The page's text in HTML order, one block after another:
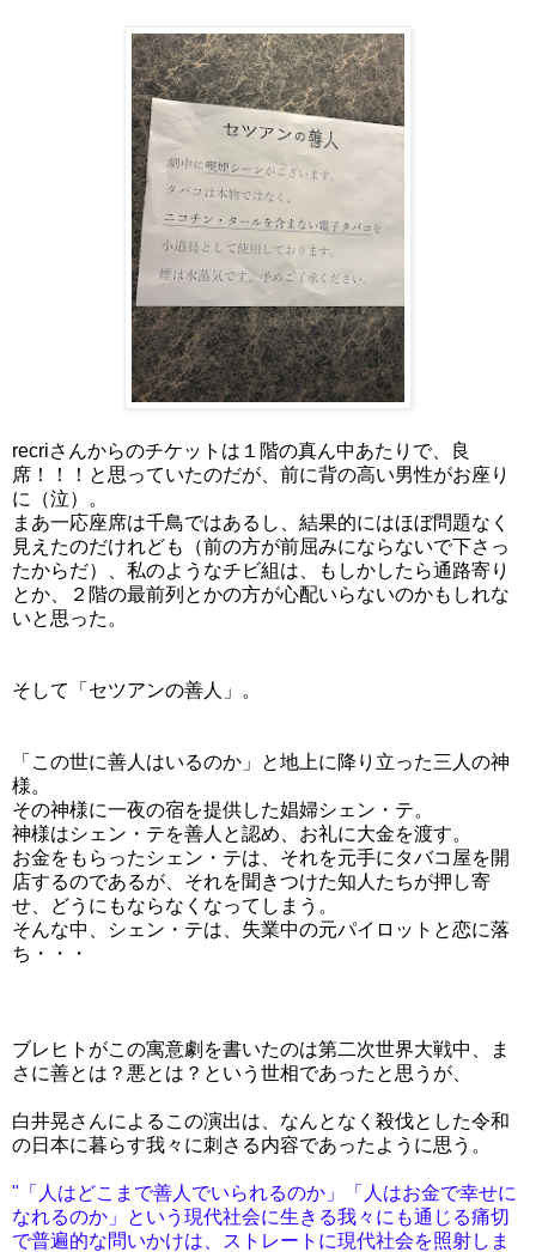
recriさんからのチケットは１階の真ん中あたりで、良
席！！！と思っていたのだが、前に背の高い男性がお座り
に（泣）。
まあ一応座席は千鳥ではあるし、結果的にはほぼ問題なく
見えたのだけれども（前の方が前屈みにならないで下さっ
たからだ）、私のようなチビ組は、もしかしたら通路寄り
とか、２階の最前列とかの方が心配いらないのかもしれな
いと思った。
そして「セツアンの善人」。
「この世に善人はいるのか」と地上に降り立った三人の神
様。
その神様に一夜の宿を提供した娼婦シェン・テ。
神様はシェン・テを善人と認め、お礼に大金を渡す。
お金をもらったシェン・テは、それを元手にタバコ屋を開
店するのであるが、それを聞きつけた知人たちが押し寄
せ、どうにもならなくなってしまう。
そんな中、シェン・テは、失業中の元パイロットと恋に落
ち・・・
ブレヒトがこの寓意劇を書いたのは第二次世界大戦中、ま
さに善とは？悪とは？という世相であったと思うが、
白井晃さんによるこの演出は、なんとなく殺伐とした令和
の日本に暮らす我々に刺さる内容であったように思う。
"「人はどこまで善人でいられるのか」「人はお金で幸せに
なれるのか」という現代社会に生きる我々にも通じる痛切
で普遍的な問いかけは、ストレートに現代社会を照射しま